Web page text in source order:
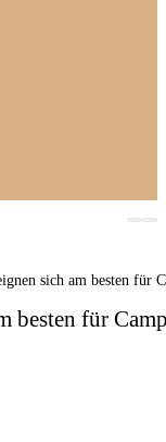
besten für